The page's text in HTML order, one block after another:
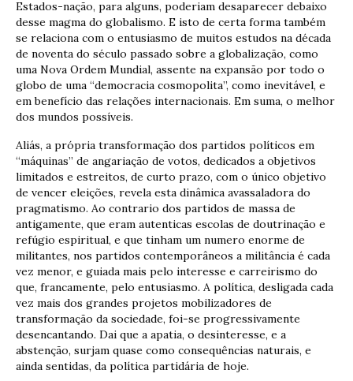
Estados-nação, para alguns, poderiam desaparecer debaixo
desse magma do globalismo. E isto de certa forma também
se relaciona com o entusiasmo de muitos estudos na década
de noventa do século passado sobre a globalização, como
uma Nova Ordem Mundial, assente na expansão por todo o
globo de uma “democracia cosmopolita”, como inevitável, e
em benefício das relações internacionais. Em suma, o melhor
dos mundos possíveis.
Aliás, a própria transformação dos partidos políticos em
“máquinas” de angariação de votos, dedicados a objetivos
limitados e estreitos, de curto prazo, com o único objetivo
de vencer eleições, revela esta dinâmica avassaladora do
pragmatismo. Ao contrario dos partidos de massa de
antigamente, que eram autenticas escolas de doutrinação e
refúgio espiritual, e que tinham um numero enorme de
militantes, nos partidos contemporâneos a militância é cada
vez menor, e guiada mais pelo interesse e carreirismo do
que, francamente, pelo entusiasmo. A política, desligada cada
vez mais dos grandes projetos mobilizadores de
transformação da sociedade, foi-se progressivamente
desencantando. Dai que a apatia, o desinteresse, e a
abstenção, surjam quase como consequências naturais, e
ainda sentidas, da política partidária de hoje.